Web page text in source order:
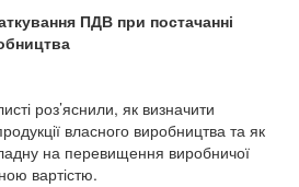
ПДВ при постачанні
роз’яснили, як визначити
власного виробництва та як
на перевищення виробничої
вартістю.